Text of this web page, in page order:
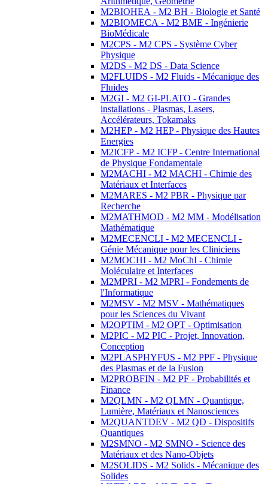
M2BIOHEA - M2 BH - Biologie et Santé
M2BIOMECA - M2 BME - Ingénierie
BioMédicale
M2CPS - M2 CPS - Système Cyber
Physique
M2DS - M2 DS - Data Science
M2FLUIDS - M2 Fluids - Mécanique des
Fluides
M2GI - M2 GI-PLATO - Grandes
installations - Plasmas, Lasers,
Accélérateurs, Tokamaks
M2HEP - M2 HEP - Physique des Hautes
Energies
M2ICFP - M2 ICFP - Centre International
de Physique Fondamentale
M2MACHI - M2 MACHI - Chimie des
Matériaux et Interfaces
M2MARES - M2 PBR - Physique par
Recherche
M2MATHMOD - M2 MM - Modélisation
Mathématique
M2MECENCLI - M2 MECENCLI -
Génie Mécanique pour les Cliniciens
M2MOCHI - M2 MoChI - Chimie
Moléculaire et Interfaces
M2MPRI - M2 MPRI - Fondements de
l'Informatique
M2MSV - M2 MSV - Mathématiques
pour les Sciences du Vivant
M2OPTIM - M2 OPT - Optimisation
M2PIC - M2 PIC - Projet, Innovation,
Conception
M2PLASPHYFUS - M2 PPF - Physique
des Plasmas et de la Fusion
M2PROBFIN - M2 PF - Probabilités et
Finance
M2QLMN - M2 QLMN - Quantique,
Lumière, Matériaux et Nanosciences
M2QUANTDEV - M2 QD - Dispositifs
Quantiques
M2SMNO - M2 SMNO - Science des
Matériaux et des Nano-Objets
M2SOLIDS - M2 Solids - Mécanique des
Solides